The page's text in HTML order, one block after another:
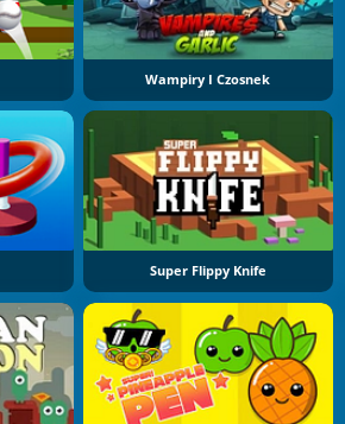
Wampiry I Czosnek
Super Flippy Knife